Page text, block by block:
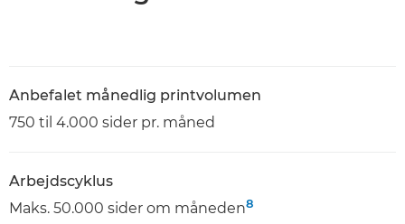
Anbefalet månedlig printvolumen
750 til 4.000 sider pr. måned
Arbejdscyklus
Maks. 50.000 sider om måneden8